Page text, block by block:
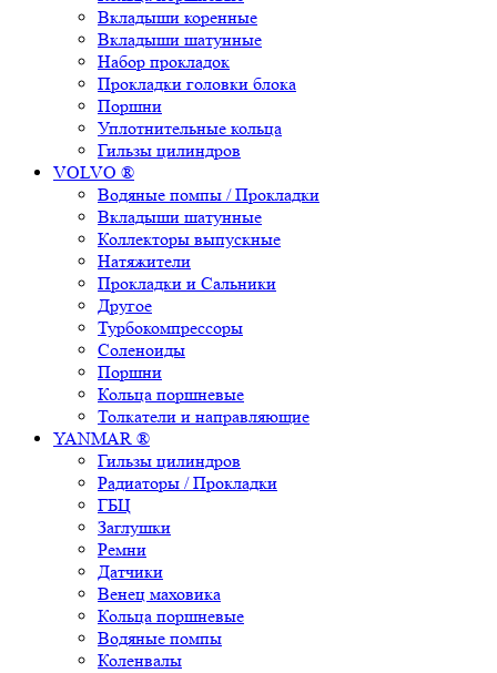
Вкладыши коренные
Вкладыши шатунные
Набор прокладок
Прокладки головки блока
Поршни
Уплотнительные кольца
Гильзы цилиндров
VOLVO ®
Водяные помпы / Прокладки
Вкладыши шатунные
Коллекторы выпускные
Натяжители
Прокладки и Сальники
Другое
Турбокомпрессоры
Соленоиды
Поршни
Кольца поршневые
Толкатели и направляющие
YANMAR ®
Гильзы цилиндров
Радиаторы / Прокладки
ГБЦ
Заглушки
Ремни
Датчики
Венец маховика
Кольца поршневые
Водяные помпы
Коленвалы